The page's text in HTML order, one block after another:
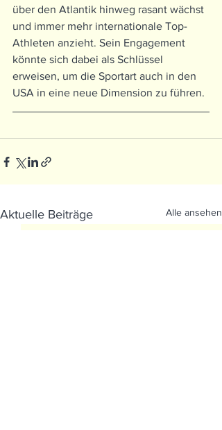
über den Atlantik hinweg rasant wächst
und immer mehr internationale Top-
Athleten anzieht. Sein Engagement
könnte sich dabei als Schlüssel
erweisen, um die Sportart auch in den
USA in eine neue Dimension zu führen.
Aktuelle Beiträge Alle ansehen